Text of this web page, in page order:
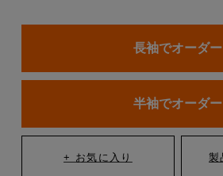
長袖でオーダー
半袖でオーダー